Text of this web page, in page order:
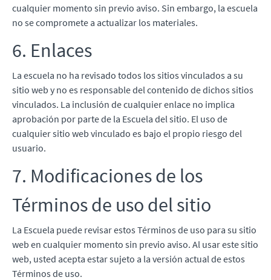
cualquier momento sin previo aviso. Sin embargo, la escuela
no se compromete a actualizar los materiales.
6. Enlaces
La escuela no ha revisado todos los sitios vinculados a su
sitio web y no es responsable del contenido de dichos sitios
vinculados. La inclusión de cualquier enlace no implica
aprobación por parte de la Escuela del sitio. El uso de
cualquier sitio web vinculado es bajo el propio riesgo del
usuario.
7. Modificaciones de los
Términos de uso del sitio
La Escuela puede revisar estos Términos de uso para su sitio
web en cualquier momento sin previo aviso. Al usar este sitio
web, usted acepta estar sujeto a la versión actual de estos
Términos de uso.